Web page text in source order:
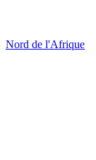
Nord de l'Afrique